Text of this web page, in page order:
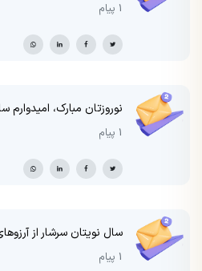
1 پیام
نوروزتان مبارک، امیدوارم
1 پیام
سال نویتان سرشار از
1 پیام